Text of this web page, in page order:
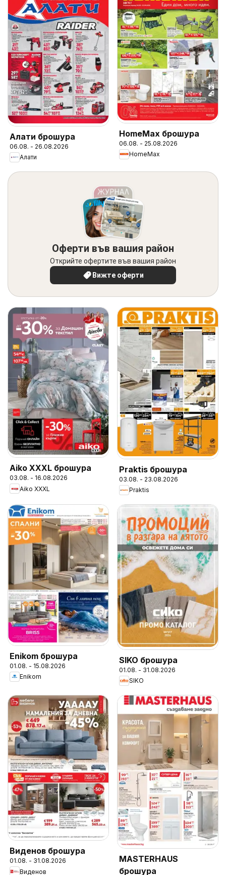
Алати брошура
06.08. - 26.08.2026
Алати
HomeMax брошура
06.08. - 25.08.2026
HomeMax
Оферти във вашия район
Открийте офертите във вашия район
Вижте оферти
Aiko XXXL брошура
03.08. - 16.08.2026
Aiko XXXL
Praktis брошура
03.08. - 23.08.2026
Praktis
Enikom брошура
01.08. - 15.08.2026
Enikom
SIKO брошура
01.08. - 31.08.2026
SIKO
Виденов брошура
01.08. - 31.08.2026
Виденов
MASTERHAUS
брошура